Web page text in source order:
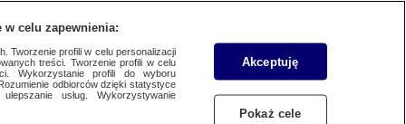
w celu zapewnienia:
Tworzenie profili w celu personalizacji
treści. Tworzenie profili w celu
Wykorzystanie profili do wyboru
odbiorców dzięki statystyce
usług. Wykorzystywanie
Akceptuję
Pokaż cele